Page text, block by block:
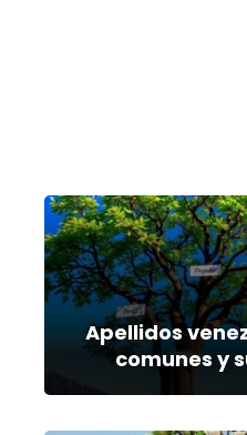
Apellidos
comunes y